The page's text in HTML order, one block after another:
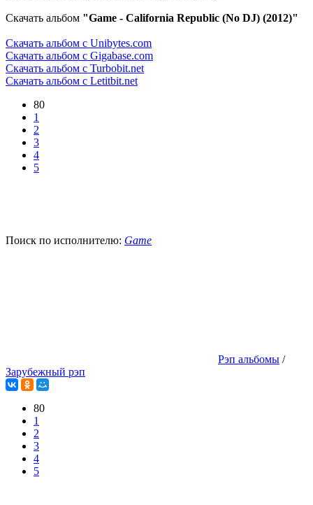
Скачать альбом "Game - California Republic (No DJ) (2012)"
Скачать альбом с Unibytes.com
Скачать альбом с Gigabase.com
Скачать альбом с Turbobit.net
Скачать альбом с Letitbit.net
80
1
2
3
4
5
Поиск по исполнителю: Game
Рэп альбомы /
Зарубежный рэп
80
1
2
3
4
5